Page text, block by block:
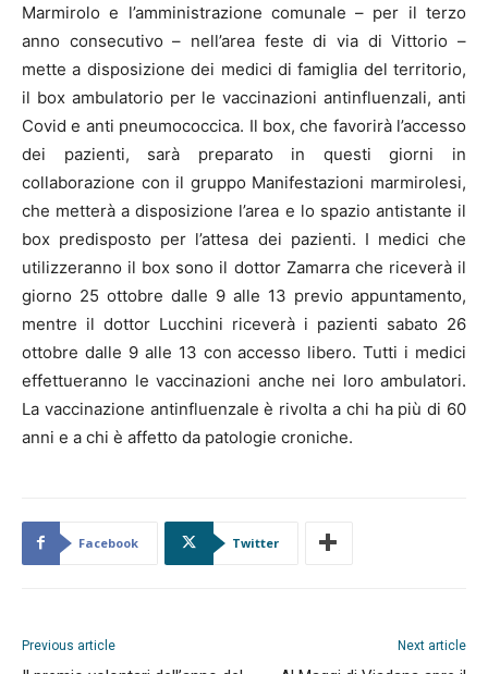
Marmirolo e l’amministrazione comunale – per il terzo
anno consecutivo – nell’area feste di via di Vittorio –
mette a disposizione dei medici di famiglia del territorio,
il box ambulatorio per le vaccinazioni antinfluenzali, anti
Covid e anti pneumococcica. Il box, che favorirà l’accesso
dei pazienti, sarà preparato in questi giorni in
collaborazione con il gruppo Manifestazioni marmirolesi,
che metterà a disposizione l’area e lo spazio antistante il
box predisposto per l’attesa dei pazienti. I medici che
utilizzeranno il box sono il dottor Zamarra che riceverà il
giorno 25 ottobre dalle 9 alle 13 previo appuntamento,
mentre il dottor Lucchini riceverà i pazienti sabato 26
ottobre dalle 9 alle 13 con accesso libero. Tutti i medici
effettueranno le vaccinazioni anche nei loro ambulatori.
La vaccinazione antinfluenzale è rivolta a chi ha più di 60
anni e a chi è affetto da patologie croniche.
Facebook Twitter
Previous article Next article